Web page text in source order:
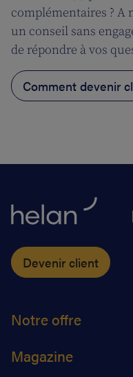
complémentaires ? A
un conseil sans
de répondre à vos
Comment devenir
Devenir client
Notre offre
Magazine